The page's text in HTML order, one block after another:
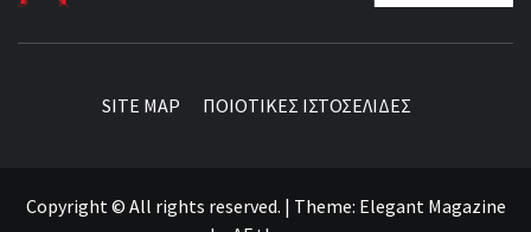
SITE MAP ΠΟΙΟΤΙΚΕΣ ΙΣΤΟΣΕΛΙΔΕΣ
Copyright © All rights reserved. | Theme: Elegant Magazine